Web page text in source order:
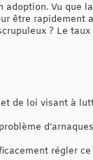
Vu que
être
? Le
de loi visant à
régler ce